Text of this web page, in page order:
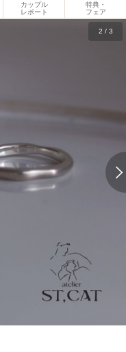
カップル
レポート
特典・
フェア
2 / 3